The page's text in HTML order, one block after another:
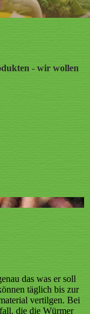
- wir wollen
das was er soll
täglich bis zur
vertilgen. Bei
die die Würmer